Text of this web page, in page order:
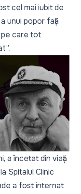
cel mai iubit de
unui popor față
care tot
.
a încetat din viață
Spitalul Clinic
a fost internat